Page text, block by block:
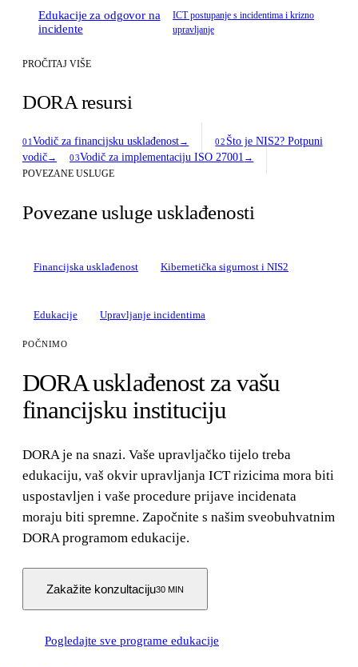
Edukacije za odgovor na
incidente
ICT postupanje s incidentima i krizno
upravljanje
PROČITAJ VIŠE
DORA resursi
01Vodič za financijsku usklađenost→ 02 Što je NIS2? Potpuni
vodič→ 03Vodič za implementaciju ISO 27001 →
POVEZANE USLUGE
Povezane usluge usklađenosti
Financijska usklađenost Kibernetička sigurnost i NIS2
Edukacije Upravljanje incidentima
POČNIMO
DORA usklađenost za vašu
financijsku instituciju
DORA je na snazi. Vaše upravljačko tijelo treba
edukaciju, vaš okvir upravljanja ICT rizicima mora biti
uspostavljen i vaše procedure prijave incidenata
moraju biti spremne. Započnite s našim sveobuhvatnim
DORA programom edukacije.
Zakažite konzultaciju30 MIN
Pogledajte sve programe edukacije